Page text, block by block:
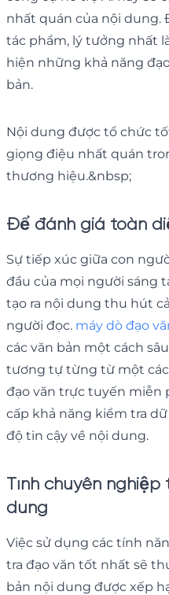
nhất quán của nội
tác phẩm, lý tưởng nhất
hiện những khả năng
bản.
Nội dung được tổ chức
giọng điệu nhất quán
thương hiệu.&nbsp;
Để đánh giá toàn
Sự tiếp xúc giữa con
đầu của mọi người sáng
tạo ra nội dung thu hút
người đọc. máy dò đạo
các văn bản một cách
tương tự từng từ một
đạo văn trực tuyến miễn
cấp khả năng kiểm tra
độ tin cậy về nội dung.
Tính chuyên
dung
Việc sử dụng các tính
tra đạo văn tốt nhất sẽ
bản nội dung được xếp